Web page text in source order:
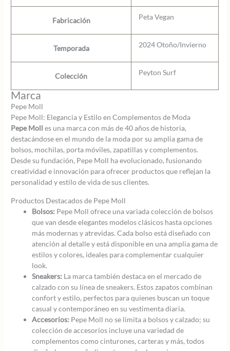
Fabricación Peta Vegan
Temporada 2024 Otoño/Invierno
Colección Peyton Surf
Marca
Pepe Moll
Pepe Moll: Elegancia y Estilo en Complementos de Moda
Pepe Moll es una marca con más de 40 años de historia,
destacándose en el mundo de la moda por su amplia gama de
bolsos, mochilas, porta móviles, zapatillas y complementos.
Desde su fundación, Pepe Moll ha evolucionado, fusionando
creatividad e innovación para ofrecer productos que reflejan la
personalidad y estilo de vida de sus clientes.
Productos Destacados de Pepe Moll
Bolsos: Pepe Moll ofrece una variada colección de bolsos
que van desde elegantes modelos clásicos hasta opciones
más modernas y atrevidas. Cada bolso está diseñado con
atención al detalle y está disponible en una amplia gama de
estilos y colores, ideales para complementar cualquier
look.
Sneakers: La marca también destaca en el mercado de
calzado con su línea de sneakers. Estos zapatos combinan
confort y estilo, perfectos para quienes buscan un toque
casual y contemporáneo en su vestimenta diaria.
Accesorios: Pepe Moll no se limita a bolsos y calzado; su
colección de accesorios incluye una variedad de
complementos como cinturones, carteras y más, todos